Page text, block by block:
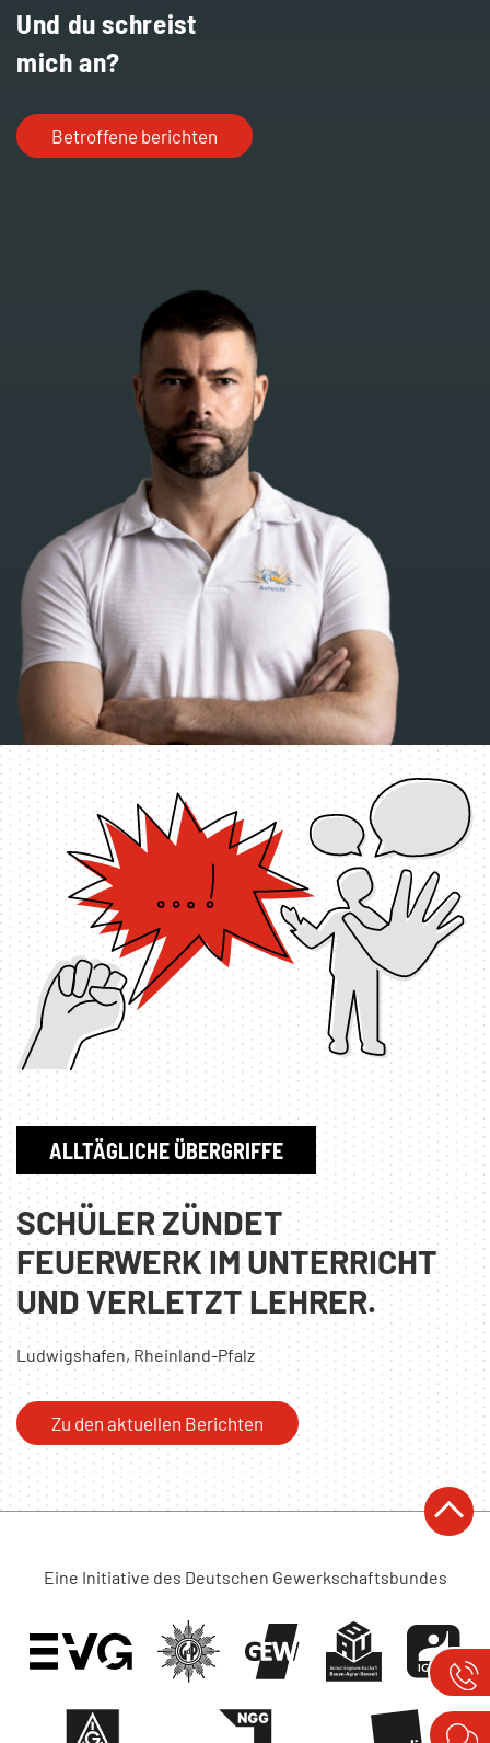
Und du schreist
mich an?
Betroffene berichten
ALLTÄGLICHE ÜBERGRIFFE
SCHÜLER ZÜNDET
FEUERWERK IM UNTERRICHT
UND VERLETZT LEHRER.
Ludwigshafen, Rheinland-Pfalz
Zu den aktuellen Berichten
Eine Initiative des Deutschen Gewerkschaftsbundes